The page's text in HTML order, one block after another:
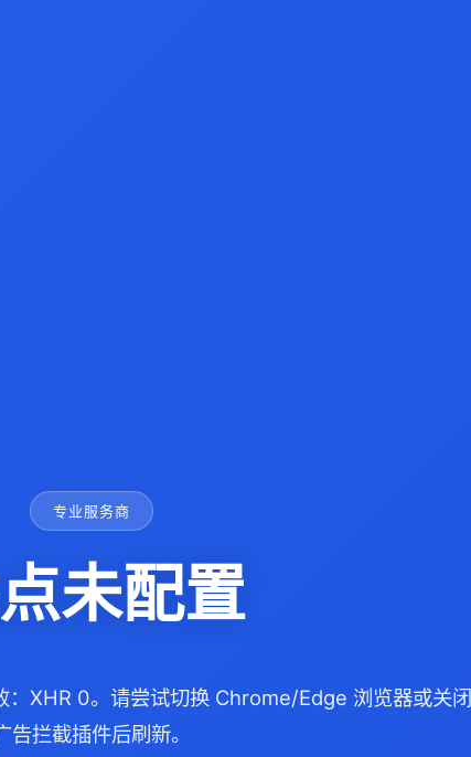
专业服务商
未配置
XHR 0。请尝试切换 Chrome/Edge 浏览器或关闭
告拦截插件后刷新。